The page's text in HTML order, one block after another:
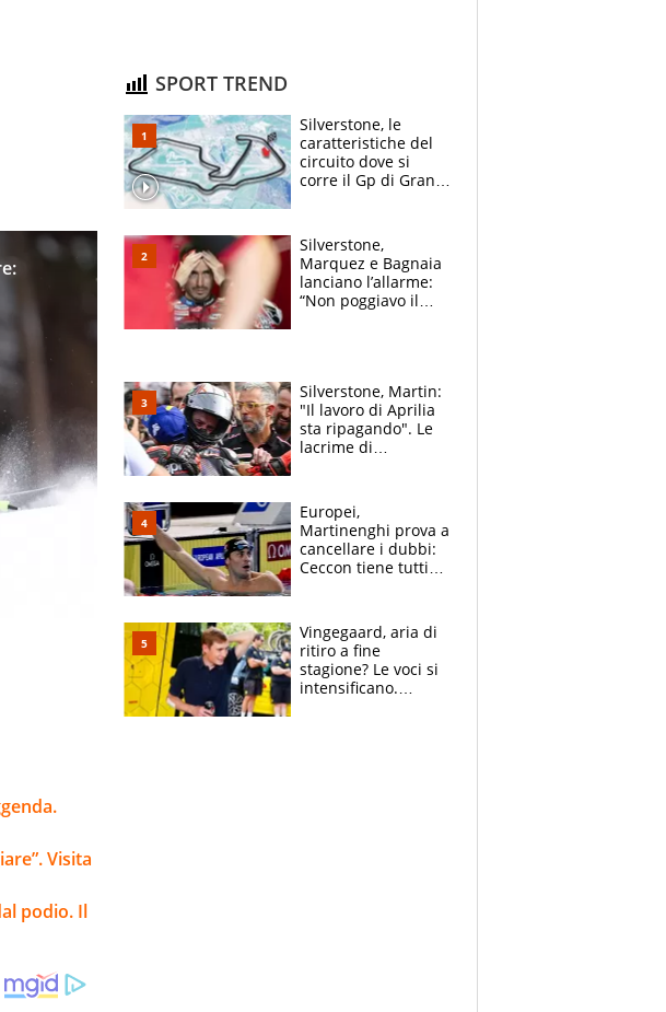
Visita
podio. Il
SPORT TREND
Silverstone, le
caratteristiche del
circuito dove si
corre il Gp di Gran
Silverstone,
Marquez e Bagnaia
lanciano l’allarme:
“Non poggiavo il
Silverstone, Martin:
"Il lavoro di Aprilia
sta ripagando". Le
lacrime di
la gara domani"
Europei,
Martinenghi prova a
cancellare i dubbi:
Ceccon tiene tutti
Curtis
Vingegaard, aria di
ritiro a fine
stagione? Le voci si
intensificano.